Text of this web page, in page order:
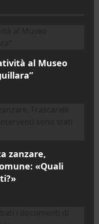
al Museo
zanzare,
«Quali